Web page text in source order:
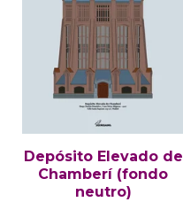
Depósito Elevado de
Chamberí (fondo
neutro)